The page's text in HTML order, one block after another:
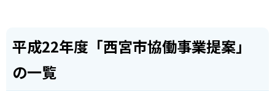
平成22年度「西宮市協働事業提案」
の一覧